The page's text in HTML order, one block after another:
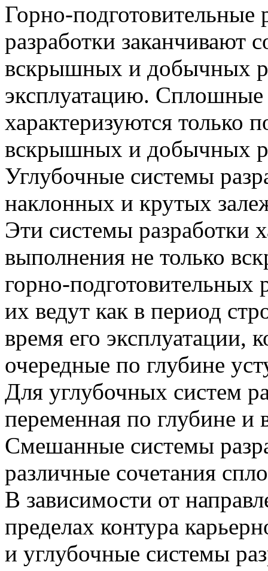
Горно-
разработки заканчивают
вскрышных и добычных
эксплуатацию. Сплошные
характеризуются только
вскрышных и добычных
Углубочные системы
наклонных и крутых
Эти системы разработки
выполнения не только
горно-подготовительных
их ведут как в период
время его эксплуатации,
очередные по глубине
Для углубочных систем
переменная по глубине и
Смешанные системы
различные сочетания
В зависимости от
пределах контура
и углубочные системы